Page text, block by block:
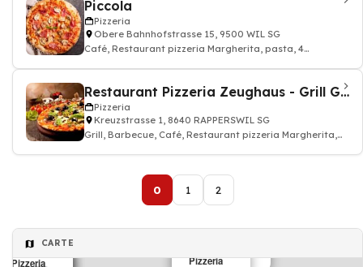
Piccola
Pizzeria
Obere Bahnhofstrasse 15, 9500 WIL SG
Café, Restaurant pizzeria Margherita, pasta, 4
Restaurant Pizzeria Zeughaus - Grill GmbH
Pizzeria
Kreuzstrasse 1, 8640 RAPPERSWIL SG
Grill, Barbecue, Café, Restaurant pizzeria Margherita,
0 1 2
CARTE
Pizzeria
Pizzeria
Pizzeria
Pizzeria
Pizzeria